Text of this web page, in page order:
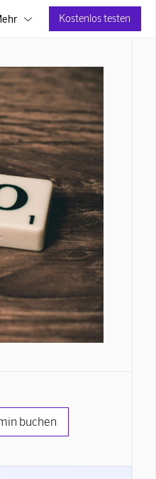
 Kostenlos testen
buchen